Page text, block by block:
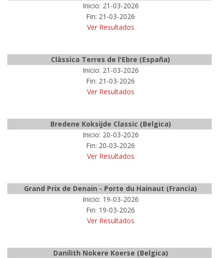
Inicio: 21-03-2026
Fin: 21-03-2026
Ver Resultados
Clàssica Terres de l'Ebre (España)
Inicio: 21-03-2026
Fin: 21-03-2026
Ver Resultados
Bredene Koksijde Classic (Belgica)
Inicio: 20-03-2026
Fin: 20-03-2026
Ver Resultados
Grand Prix de Denain - Porte du Hainaut (Francia)
Inicio: 19-03-2026
Fin: 19-03-2026
Ver Resultados
Danilith Nokere Koerse (Belgica)